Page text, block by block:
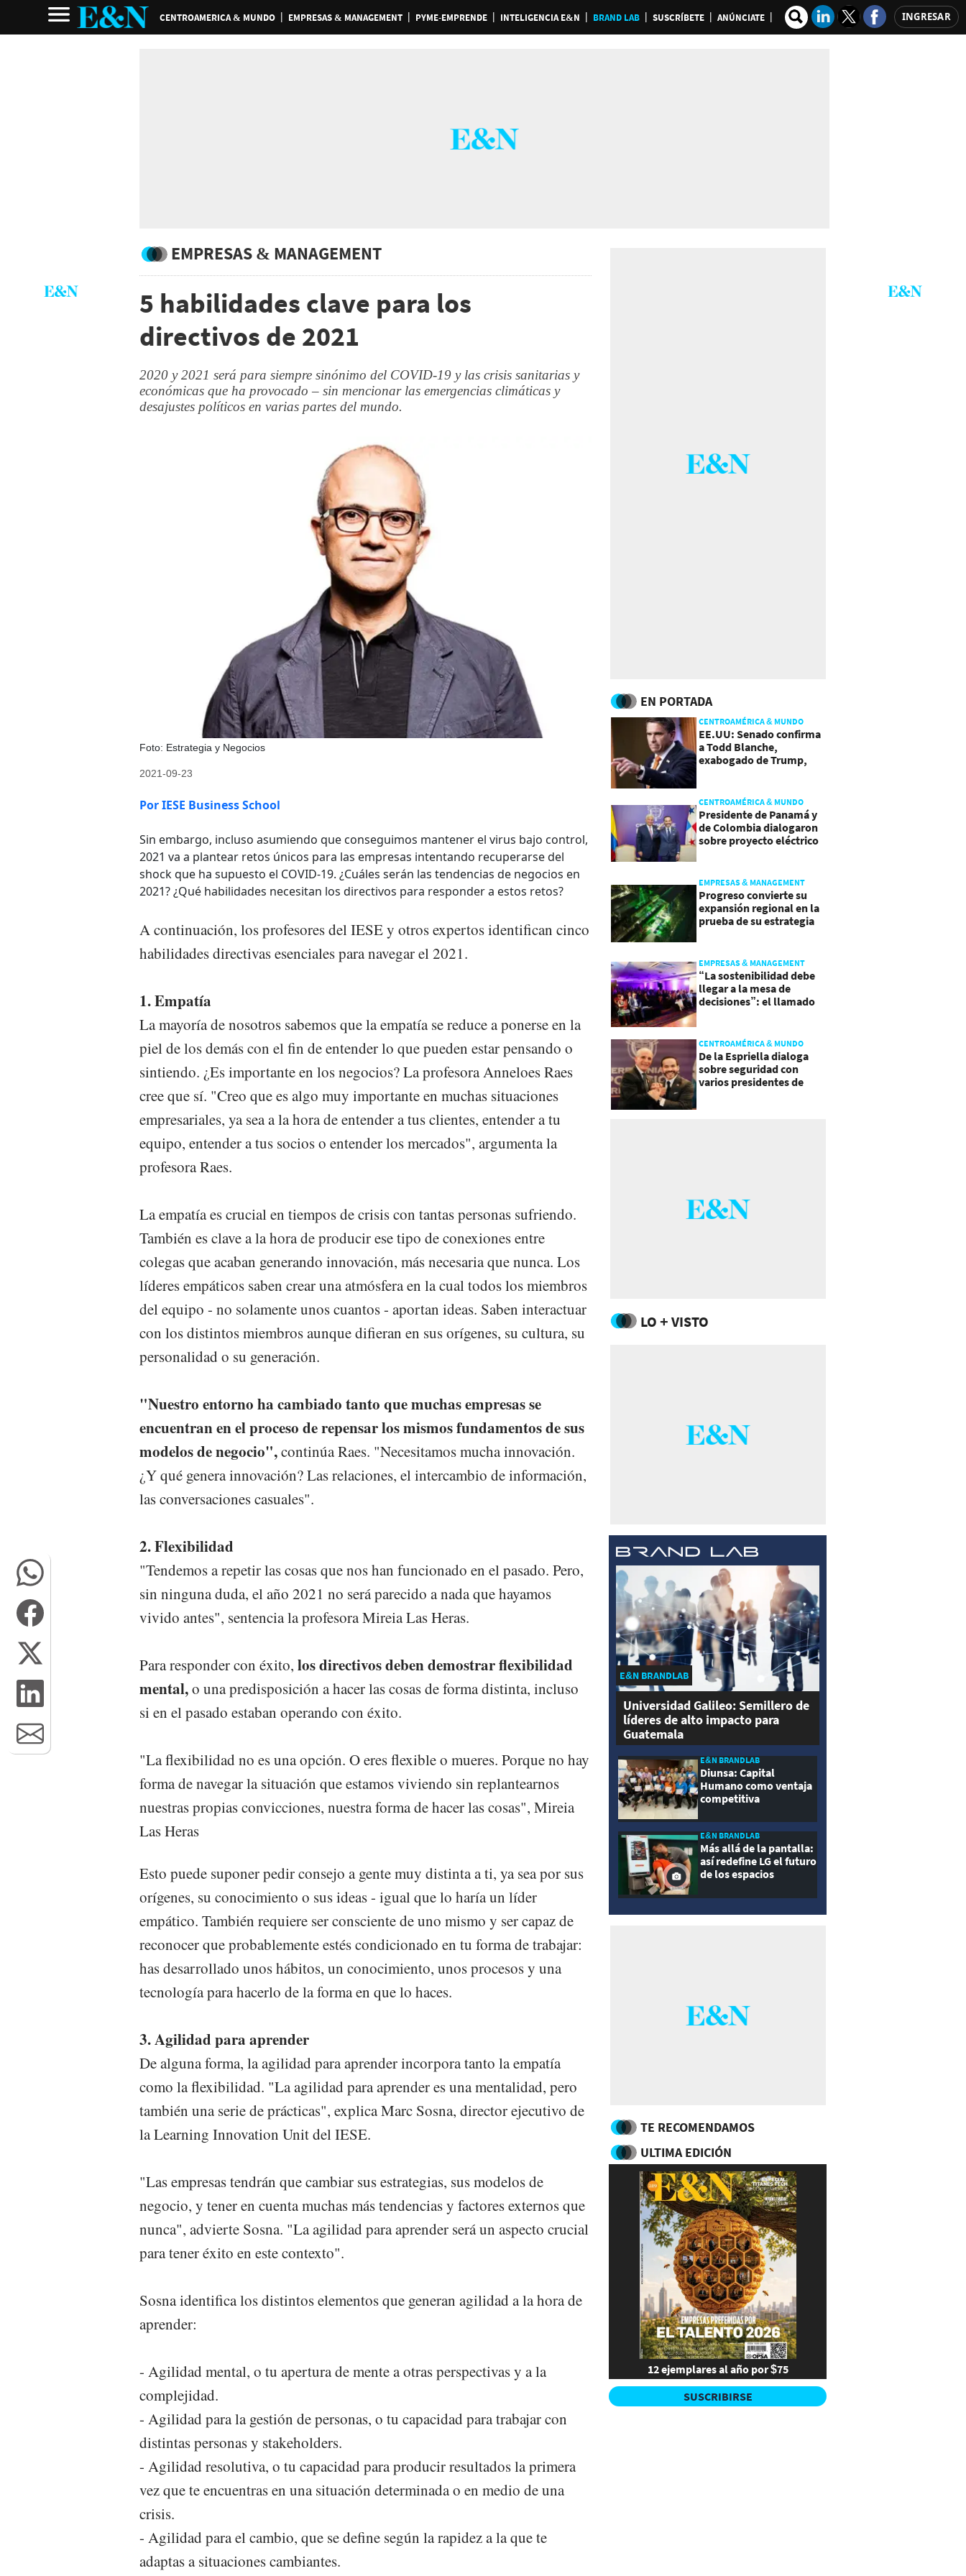
CENTROAMERICA & MUNDO EMPRESAS & MANAGEMENT PYME-EMPRENDE INTELIGENCIA E&N BRAND LAB SUSCRÍBETE ANÚNCIATE INGRESAR
EMPRESAS & MANAGEMENT
5 habilidades clave para los
directivos de 2021
2020 y 2021 será para siempre sinónimo del COVID-19 y las crisis sanitarias y
económicas que ha provocado – sin mencionar las emergencias climáticas y
desajustes políticos en varias partes del mundo.
Foto: Estrategia y Negocios
2021-09-23
Por IESE Business School
Sin embargo, incluso asumiendo que conseguimos mantener el virus bajo control,
2021 va a plantear retos únicos para las empresas intentando recuperarse del
shock que ha supuesto el COVID-19. ¿Cuáles serán las tendencias de negocios en
2021? ¿Qué habilidades necesitan los directivos para responder a estos retos?
A continuación, los profesores del IESE y otros expertos identifican cinco
habilidades directivas esenciales para navegar el 2021.
1. Empatía
La mayoría de nosotros sabemos que la empatía se reduce a ponerse en la
piel de los demás con el fin de entender lo que pueden estar pensando o
sintiendo. ¿Es importante en los negocios? La profesora Anneloes Raes
cree que sí. "Creo que es algo muy importante en muchas situaciones
empresariales, ya sea a la hora de entender a tus clientes, entender a tu
equipo, entender a tus socios o entender los mercados", argumenta la
profesora Raes.
La empatía es crucial en tiempos de crisis con tantas personas sufriendo.
También es clave a la hora de producir ese tipo de conexiones entre
colegas que acaban generando innovación, más necesaria que nunca. Los
líderes empáticos saben crear una atmósfera en la cual todos los miembros
del equipo - no solamente unos cuantos - aportan ideas. Saben interactuar
con los distintos miembros aunque difieran en sus orígenes, su cultura, su
personalidad o su generación.
"Nuestro entorno ha cambiado tanto que muchas empresas se
encuentran en el proceso de repensar los mismos fundamentos de sus
modelos de negocio",continúa Raes. "Necesitamos mucha innovación.
¿Y qué genera innovación? Las relaciones, el intercambio de información,
las conversaciones casuales".
2. Flexibilidad
"Tendemos a repetir las cosas que nos han funcionado en el pasado. Pero,
sin ninguna duda, el año 2021 no será parecido a nada que hayamos
vivido antes", sentencia la profesora Mireia Las Heras.
Para responder con éxito, los directivos deben demostrar flexibilidad
mental,o una predisposición a hacer las cosas de forma distinta, incluso
si en el pasado estaban operando con éxito.
"La flexibilidad no es una opción. O eres flexible o mueres. Porque no hay
forma de navegar la situación que estamos viviendo sin replantearnos
nuestras propias convicciones, nuestra forma de hacer las cosas", Mireia
Las Heras
Esto puede suponer pedir consejo a gente muy distinta a ti, ya sea por sus
orígenes, su conocimiento o sus ideas - igual que lo haría un líder
empático. También requiere ser consciente de uno mismo y ser capaz de
reconocer que probablemente estés condicionado en tu forma de trabajar:
has desarrollado unos hábitos, un conocimiento, unos procesos y una
tecnología para hacerlo de la forma en que lo haces.
3. Agilidad para aprender
De alguna forma, la agilidad para aprender incorpora tanto la empatía
como la flexibilidad. "La agilidad para aprender es una mentalidad, pero
también una serie de prácticas", explica Marc Sosna, director ejecutivo de
la Learning Innovation Unit del IESE.
"Las empresas tendrán que cambiar sus estrategias, sus modelos de
negocio, y tener en cuenta muchas más tendencias y factores externos que
nunca", advierte Sosna. "La agilidad para aprender será un aspecto crucial
para tener éxito en este contexto".
Sosna identifica los distintos elementos que generan agilidad a la hora de
aprender:
- Agilidad mental, o tu apertura de mente a otras perspectivas y a la
complejidad.
- Agilidad para la gestión de personas, o tu capacidad para trabajar con
distintas personas y stakeholders.
- Agilidad resolutiva, o tu capacidad para producir resultados la primera
vez que te encuentras en una situación determinada o en medio de una
crisis.
- Agilidad para el cambio, que se define según la rapidez a la que te
adaptas a situaciones cambiantes.
EN PORTADA
CENTROAMÉRICA & MUNDO
EE.UU: Senado confirma
a Todd Blanche,
exabogado de Trump,
CENTROAMÉRICA & MUNDO
Presidente de Panamá y
de Colombia dialogaron
sobre proyecto eléctrico
EMPRESAS & MANAGEMENT
Progreso convierte su
expansión regional en la
prueba de su estrategia
EMPRESAS & MANAGEMENT
“La sostenibilidad debe
llegar a la mesa de
decisiones”: el llamado
CENTROAMÉRICA & MUNDO
De la Espriella dialoga
sobre seguridad con
varios presidentes de
LO + VISTO
E&N BRANDLAB
Universidad Galileo: Semillero de
líderes de alto impacto para
Guatemala
E&N BRANDLAB
Diunsa: Capital
Humano como ventaja
competitiva
E&N BRANDLAB
Más allá de la pantalla:
así redefine LG el futuro
de los espacios
TE RECOMENDAMOS
ULTIMA EDICIÓN
12 ejemplares al año por $75
SUSCRIBIRSE